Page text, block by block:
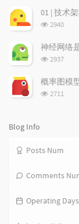
r
t
c
l
s
次
数:
01 | 技术
浏
次
数:
2940
浏
次
数:
2937
概率图模
浏
2711
Blog Info
Posts Num
Comments
Operating Days